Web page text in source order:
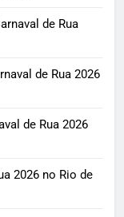
de Rua
de Rua 2026
de Rua 2026
2026 no Rio de